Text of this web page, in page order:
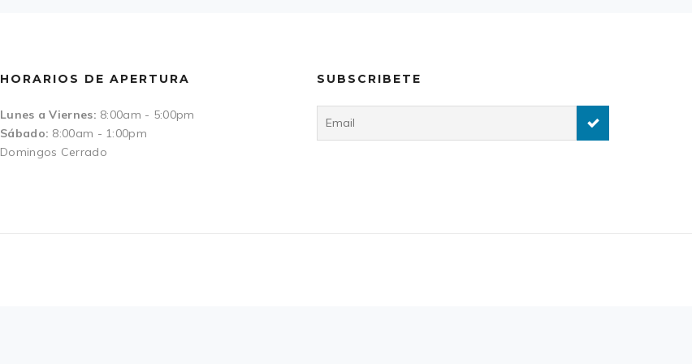
HORARIOS DE APERTURA
Lunes a Viernes: 8:00am - 5:00pm
Sábado: 8:00am - 1:00pm
Domingos Cerrado
SUBSCRIBETE